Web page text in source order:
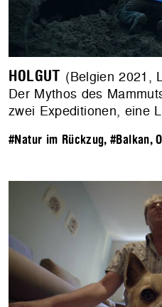
HOLGUT (Belgien 2021,
Der Mythos des
zwei Expeditionen, eine
#Natur im Rückzug,#Balkan,